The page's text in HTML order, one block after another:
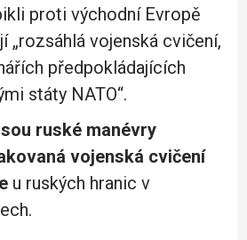
proti východní Evropě
„rozsáhlá vojenská cvičení,
předpokládajících
státy NATO“.
ruské manévry
vojenská cvičení
u ruských hranic v